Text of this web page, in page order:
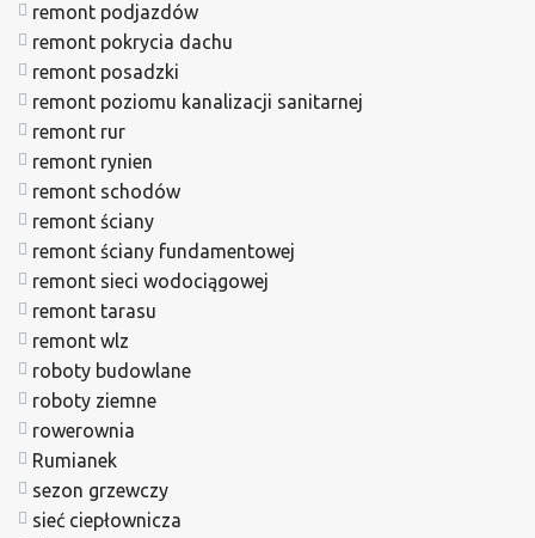
remont podjazdów
remont pokrycia dachu
remont posadzki
remont poziomu kanalizacji sanitarnej
remont rur
remont rynien
remont schodów
remont ściany
remont ściany fundamentowej
remont sieci wodociągowej
remont tarasu
remont wlz
roboty budowlane
roboty ziemne
rowerownia
Rumianek
sezon grzewczy
sieć ciepłownicza